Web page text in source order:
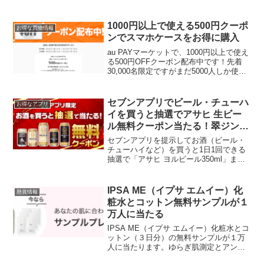
き換え期...
お得な買物情報
1000円以上で使える500円クーポ
ンでスマホケースをお得に購入
au PAYマーケットで、1000円以上で使え
る500円OFFクーポン配布中です！先着
30,000名限定ですがまだ5000人しか使っ
イルのSIMだけ余っ...
お得なアプリ
セブンアプリでビール・チューハ
イを買うと抽選でアサヒ 生ビー
ル無料クーポン当たる！翠ジンソ
ーダで抽選
セブンアプリを提示してお酒（ビール・
チューハイなど）を買うと1日1回できる
抽選で「アサヒ ヨルビール350ml」また
ります！もらえるのは「アサヒ ヨルビー
ル35...
懸賞情報
IPSA ME（イプサ エムイー）化
粧水とコットン無料サンプルが１
万人に当たる
IPSA ME（イプサ エムイー）化粧水とコ
ットン（３日分）の無料サンプルが１万
人に当たります。ゆらぎ肌測定とアンケ